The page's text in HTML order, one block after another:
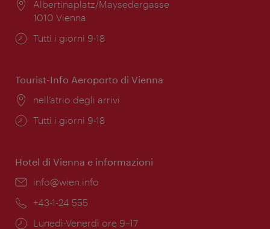
Posizione:
Albertinaplatz/Maysedergasse
1010 Vienna
Orari
Tutti i giorni 9-18
Tourist-Info Aeroporto di Vienna
Posizione:
nell’atrio degli arrivi
Orari
Tutti i giorni 9-18
Hotel di Vienna e informazioni
Email:
info@wien.info
Telefono:
+43-1-24 555
Orari
Lunedì-Venerdì ore 9–17